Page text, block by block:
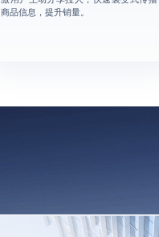
商品信息，提升销量。